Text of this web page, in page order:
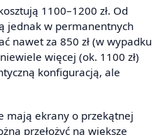
1100–1200 zł. Od
jednak w permanentnych
nawet za 850 zł (w wypadku
więcej (ok. 1100 zł)
konfiguracją, ale
mają ekrany o przekątnej
przełożyć na większe